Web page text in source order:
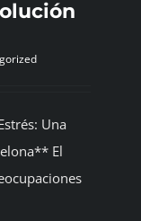
Una
El